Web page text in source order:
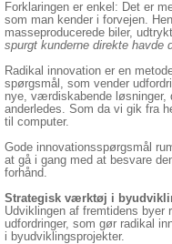
Forklaringen er enkel: Det er
som man kender i forvejen.
masseproducerede biler,
spurgt kunderne direkte havde
Radikal innovation er en
spørgsmål, som vender
nye, værdiskabende løsninger,
anderledes. Som da vi gik fra
til computer.
Gode innovationsspørgsmål
at gå i gang med at besvare
forhånd.
Strategisk værktøj i
Udviklingen af fremtidens
udfordringer, som gør radikal
i byudviklingsprojekter.